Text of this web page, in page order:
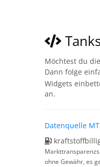
Möchtest du
Dann folge
Widgets
an.
Datenquelle
ohne Gewähr, es